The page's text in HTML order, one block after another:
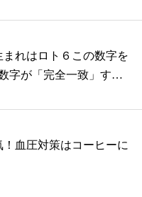
まれはロト６この数字を
字が「完全一致」する
血圧対策はコーヒーに